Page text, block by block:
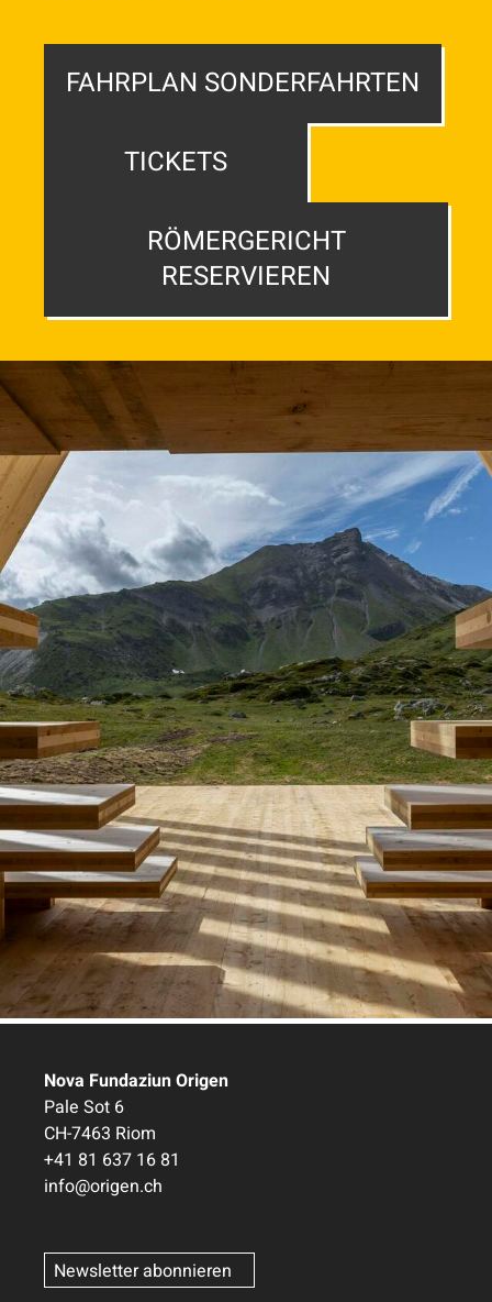
FAHRPLAN SONDERFAHRTEN
TICKETS
RÖMERGERICHT
RESERVIEREN
Nova Fundaziun Origen
Pale Sot 6
CH-7463 Riom
+41 81 637 16 81
info@origen.ch
Newsletter abonnieren